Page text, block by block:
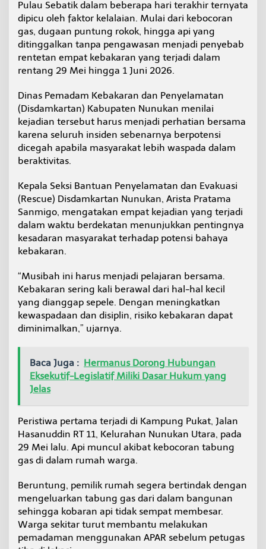
n
W
a
g
a
Pulau Sebatik dalam beberapa hari terakhir ternyata
dipicu oleh faktor kelalaian. Mulai dari kebocoran
gas, dugaan puntung rokok, hingga api yang
ditinggalkan tanpa pengawasan menjadi penyebab
rentetan empat kebakaran yang terjadi dalam
rentang 29 Mei hingga 1 Juni 2026.
Dinas Pemadam Kebakaran dan Penyelamatan
(Disdamkartan) Kabupaten Nunukan menilai
kejadian tersebut harus menjadi perhatian bersama
karena seluruh insiden sebenarnya berpotensi
dicegah apabila masyarakat lebih waspada dalam
beraktivitas.
Kepala Seksi Bantuan Penyelamatan dan Evakuasi
(Rescue) Disdamkartan Nunukan, Arista Pratama
Sanmigo, mengatakan empat kejadian yang terjadi
dalam waktu berdekatan menunjukkan pentingnya
kesadaran masyarakat terhadap potensi bahaya
kebakaran.
“Musibah ini harus menjadi pelajaran bersama.
Kebakaran sering kali berawal dari hal-hal kecil
yang dianggap sepele. Dengan meningkatkan
kewaspadaan dan disiplin, risiko kebakaran dapat
diminimalkan,” ujarnya.
Baca Juga : Hermanus Dorong Hubungan
Eksekutif-Legislatif Miliki Dasar Hukum yang
Jelas
Peristiwa pertama terjadi di Kampung Pukat, Jalan
Hasanuddin RT 11, Kelurahan Nunukan Utara, pada
29 Mei lalu. Api muncul akibat kebocoran tabung
gas di dalam rumah warga.
Beruntung, pemilik rumah segera bertindak dengan
mengeluarkan tabung gas dari dalam bangunan
sehingga kobaran api tidak sempat membesar.
Warga sekitar turut membantu melakukan
pemadaman menggunakan APAR sebelum petugas